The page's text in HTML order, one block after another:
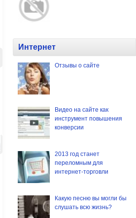
Интернет
Отзывы о сайте
Видео на сайте как
инструмент повышения
конверсии
2013 год станет
переломным для
интернет-торговли
Какую песню вы могли бы
слушать всю жизнь?